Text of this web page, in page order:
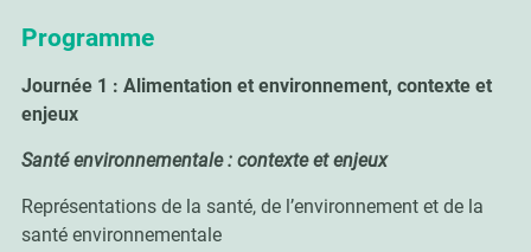
Programme
Journée 1 : Alimentation et environnement, contexte et
enjeux
Santé environnementale : contexte et enjeux
Représentations de la santé, de l’environnement et de la
santé environnementale